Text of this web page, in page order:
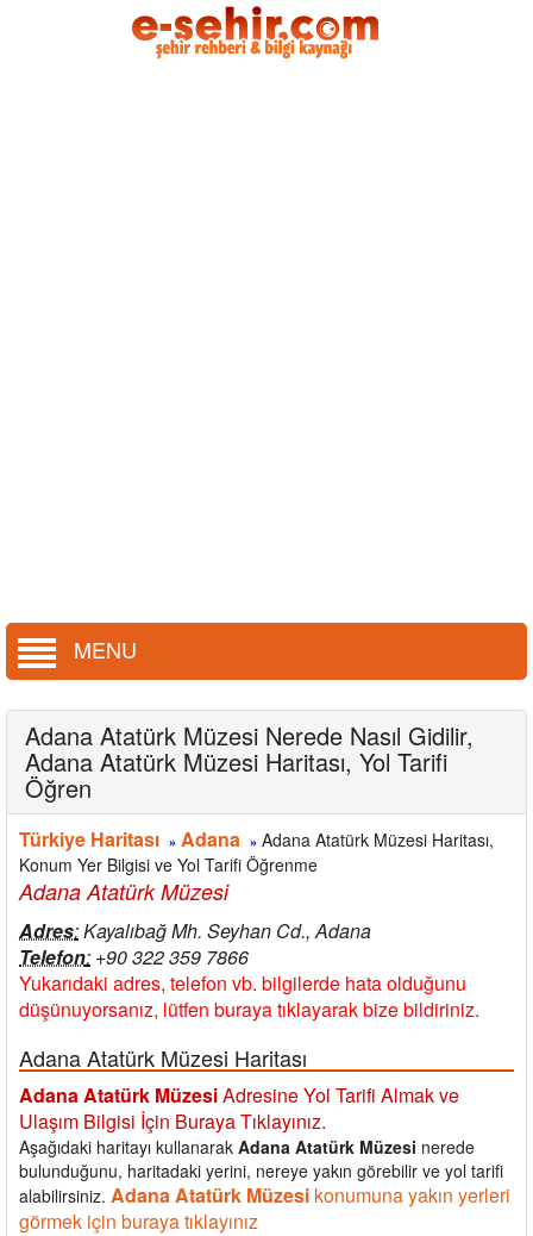
MENU
Adana Atatürk Müzesi Nerede Nasıl Gidilir,
Adana Atatürk Müzesi Haritası, Yol Tarifi
Öğren
Türkiye Haritası » Adana » Adana Atatürk Müzesi Haritası,
Konum Yer Bilgisi ve Yol Tarifi Öğrenme
Adana Atatürk Müzesi
Adres:Kayalıbağ Mh. Seyhan Cd., Adana
Telefon: +90 322 359 7866
Yukarıdaki adres, telefon vb. bilgilerde hata olduğunu
düşünuyorsanız, lütfen buraya tıklayarak bize bildiriniz.
Adana Atatürk Müzesi Haritası
Adana Atatürk MüzesiAdresine Yol Tarifi Almak ve
Ulaşım Bilgisi İçin Buraya Tıklayınız.
Aşağıdaki haritayı kullanarak Adana Atatürk Müzesi nerede
bulunduğunu, haritadaki yerini, nereye yakın görebilir ve yol tarifi
alabilirsiniz. Adana Atatürk Müzesi konumuna yakın yerleri
görmek için buraya tıklayınız